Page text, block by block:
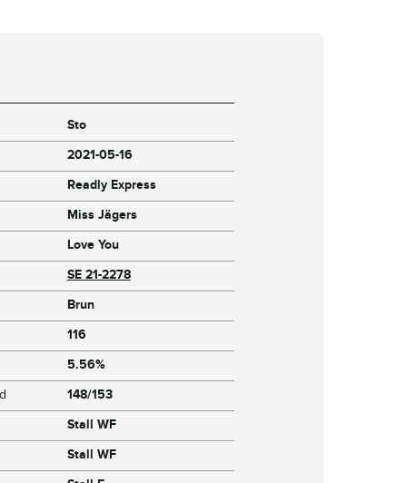
Sto
2021-05-16
Readly Express
Miss Jägers
Love You
SE 21-2278
Brun
116
5.56%
148/153
Stall WF
Stall WF